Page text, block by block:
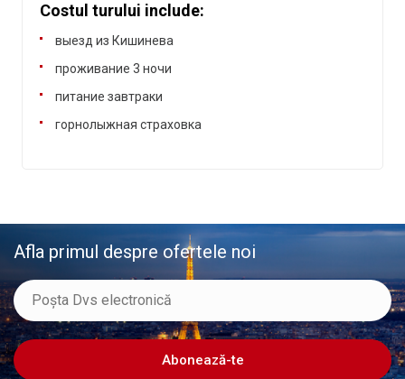
Costul turului include:
выезд из Кишинева
проживание 3 ночи
питание завтраки
горнолыжная страховка
Afla primul despre ofertele noi
Abonează-te